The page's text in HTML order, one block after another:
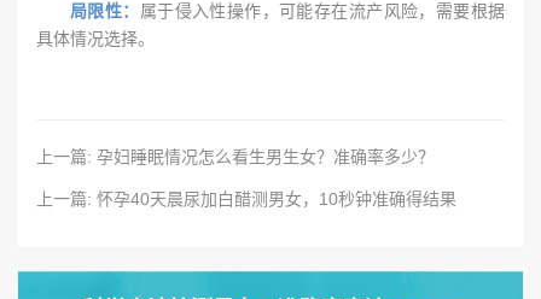
局限性： 属于侵入性操作，可能存在流产风险，需要根据
具体情况选择。
上一篇: 孕妇睡眠情况怎么看生男生女？准确率多少？
上一篇: 怀孕40天晨尿加白醋测男女，10秒钟准确得结果